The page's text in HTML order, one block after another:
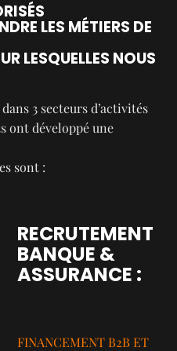
LES MÉTIERS DE
LESQUELLES NOUS
3 secteurs d’activités
ont développé une
sont :
RECRUTEMENT
BANQUE &
ASSURANCE :
FINANCEMENT B2B ET